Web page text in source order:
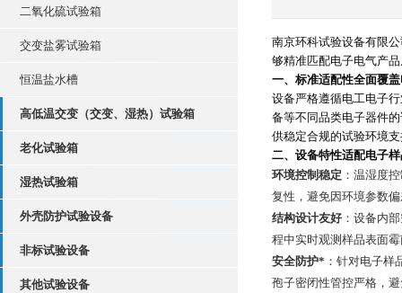
二氧化硫试验箱
交变盐雾试验箱
恒温盐水槽
高低温交变（交变、湿热）试验箱
老化试验箱
湿热试验箱
外壳防护试验设备
非标试验设备
其他试验设备
南京环科试验设备有限
够精准匹配电子电气产
一、标准适配性全面覆
设备严格遵循电工电子
备等不同品类电子器件
供稳定合规的试验环境
二、设备特性适配电子
环境控制稳定 ：温湿度
复性，避免因环境参数
结构设计友好：设备内
程中实时观测样品表面
安全防护* ：针对电子
孢子密闭性管控严格，